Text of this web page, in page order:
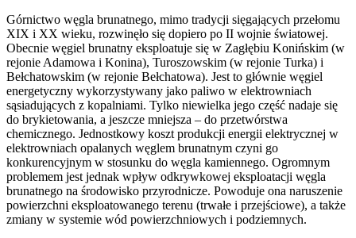
Górnictwo węgla brunatnego, mimo tradycji sięgających przełomu
XIX i XX wieku, rozwinęło się dopiero po II wojnie światowej.
Obecnie węgiel brunatny eksploatuje się w Zagłębiu Konińskim (w
rejonie Adamowa i Konina), Turoszowskim (w rejonie Turka) i
Bełchatowskim (w rejonie Bełchatowa). Jest to głównie węgiel
energetyczny wykorzystywany jako paliwo w elektrowniach
sąsiadujących z kopalniami. Tylko niewielka jego część nadaje się
do brykietowania, a jeszcze mniejsza – do przetwórstwa
chemicznego. Jednostkowy koszt produkcji energii elektrycznej w
elektrowniach opalanych węglem brunatnym czyni go
konkurencyjnym w stosunku do węgla kamiennego. Ogromnym
problemem jest jednak wpływ odkrywkowej eksploatacji węgla
brunatnego na środowisko przyrodnicze. Powoduje ona naruszenie
powierzchni eksploatowanego terenu (trwałe i przejściowe), a także
zmiany w systemie wód powierzchniowych i podziemnych.